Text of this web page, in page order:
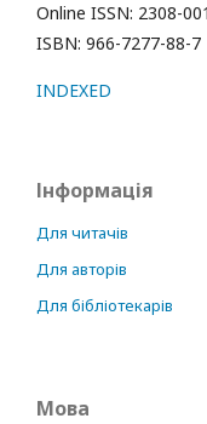
Online ISSN: 2308-
ISBN: 966-7277-88-7
INDEXED
Інформація
Для читачів
Для авторів
Для бібліотекарів
Мова